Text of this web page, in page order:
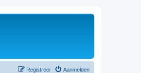
Aanmelden
Registreer